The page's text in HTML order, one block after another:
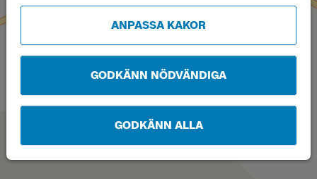
ANPASSA KAKOR
GODKÄNN NÖDVÄNDIGA
GODKÄNN ALLA